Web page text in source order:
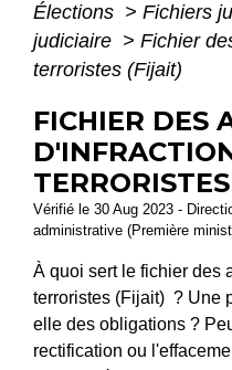
Élections > Fichiers
judiciaire > Fichier
terroristes (Fijait)
FICHIER DES
Vérifié le 30 Aug 2023 -
administrative (Première
À quoi sert le fichier des
terroristes (Fijait) ? Une
elle des obligations ?
rectification ou